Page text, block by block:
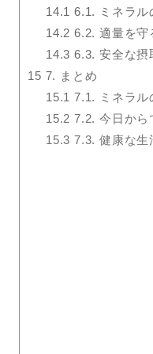
14.1 6.1. ミネラル
14.2 6.2. 適量を守
14.3 6.3. 安全な摂
15 7. まとめ
15.1 7.1. ミネラル
15.2 7.2. 今日から
15.3 7.3. 健康な生